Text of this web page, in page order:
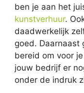
ben je aan het
kunstverhuur.
daadwerkelijk
goed. Daarnaast
bereid om voor
jouw bedrijf er
onder de indruk